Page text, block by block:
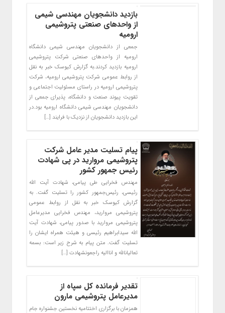
بازدید دانشجویان مهندسی شیمی
از واحدهای صنعتی پتروشیمی
ارومیه
جمعی از دانشجویان مهندسی شیمی دانشگاه
ارومیه از واحدهای صنعتی شرکت پتروشیمی
ارومیه بازدید کردند.به گزارش کیوسک خبر به نقل
از روابط عمومی شرکت پتروشیمی ارومیه، شرکت
پتروشیمی ارومیه در راستای مسئولیت اجتماعی و
تقویت پیوند صنعت و دانشگاه، پذیرای جمعی از
دانشجویان مهندسی شیمی دانشگاه ارومیه بود.در
این بازدید دانشجویان از نزدیک با فرایند […]
پیام تسلیت مدیر عامل شرکت
پتروشیمی مروارید در پی شهادت
رئیس جمهور کشور
مهندس فخرایی طی پیامی، شهادت آیت الله
رئیسی، رئیس‌جمهور کشور را تسلیت گفت. به
گزارش کیوسک خبر به نقل از روابط عمومی
پتروشیمی مروارید، مهندس فخرایی مدیرعامل
پتروشیمی مروارید با صدور پیامی، شهادت آیت
الله سیدابراهیم رئیسی و هیئت همراه ایشان را
تسلیت گفت. متن پیام به شرح زیر است: بسمه
تعالیانالله و اناالیه راجعونشهادت […]
تقدیر فرمانده کل سپاه از
مدیرعامل پتروشیمی مارون
همزمان با برگزاری اختتامیه نخستین جشنواره جام